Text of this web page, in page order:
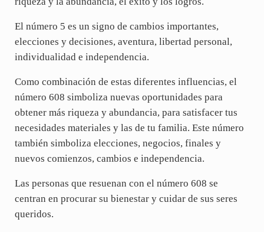
El número 5 es un signo de cambios importantes,
elecciones y decisiones, aventura, libertad personal,
individualidad e independencia.
Como combinación de estas diferentes influencias, el
número 608 simboliza nuevas oportunidades para
obtener más riqueza y abundancia, para satisfacer tus
necesidades materiales y las de tu familia. Este número
también simboliza elecciones, negocios, finales y
nuevos comienzos, cambios e independencia.
Las personas que resuenan con el número 608 se
centran en procurar su bienestar y cuidar de sus seres
queridos.